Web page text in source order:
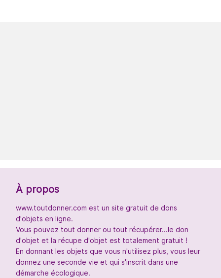
À propos
www.toutdonner.com est un site gratuit de dons
d'objets en ligne.
Vous pouvez tout donner ou tout récupérer...le don
d'objet et la récupe d'objet est totalement gratuit !
En donnant les objets que vous n'utilisez plus, vous leur
donnez une seconde vie et qui s'inscrit dans une
démarche écologique.